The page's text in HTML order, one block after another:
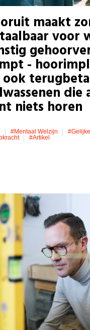
maakt
voor
-
ook
die
niets horen
#mentaal Welzijn
#artikel